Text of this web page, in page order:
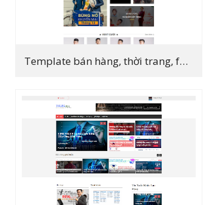
Template bán hàng, thời trang, fashion